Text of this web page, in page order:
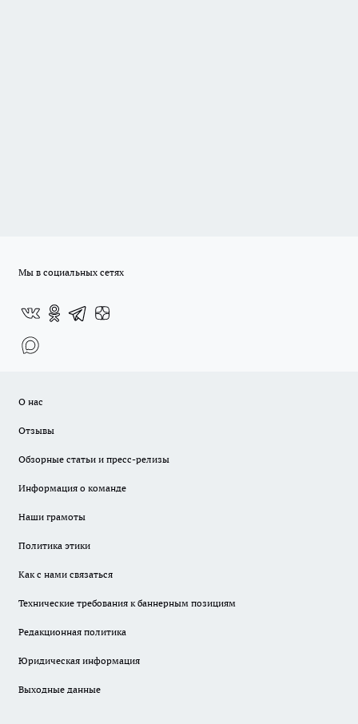
Мы в социальных сетях
О нас
Отзывы
Обзорные статьи и пресс-релизы
Информация о команде
Наши грамоты
Политика этики
Как с нами связаться
Технические требования к баннерным позициям
Редакционная политика
Юридическая информация
Выходные данные